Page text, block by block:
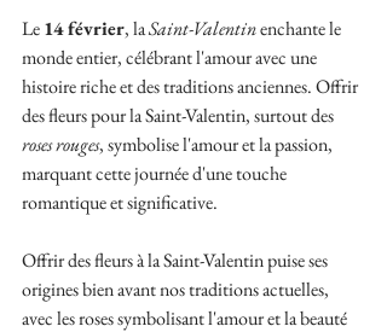
Le 14 février, la Saint-Valentin enchante le
monde entier, célébrant l'amour avec une
histoire riche et des traditions anciennes. Offrir
des fleurs pour la Saint-Valentin, surtout des
roses rouges, symbolise l'amour et la passion,
marquant cette journée d'une touche
romantique et significative.
Offrir des fleurs à la Saint-Valentin puise ses
origines bien avant nos traditions actuelles,
avec les roses symbolisant l'amour et la beauté